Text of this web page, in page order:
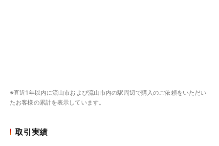
※直近1年以内に流山市および流山市内の駅周辺で購入のご依頼をいただい
たお客様の累計を表示しています。
取引実績